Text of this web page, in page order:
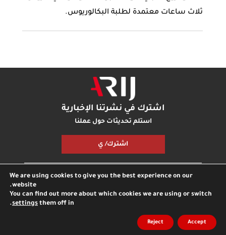
ثلاث ساعات معتمدة لطلبة البكالوريوس.
اشترك في نشرتنا الإخبارية
استلم تحديثات حول عملنا
اشترك/ ي
مكتبة أريجبودكاست أريجاتصل بناشارك معنا
الخصوصية
انترناشونال
We are using cookies to give you the best experience on our
website.
You can find out more about which cookies we are using or switch
them off in
settings
.
Accept
Reject